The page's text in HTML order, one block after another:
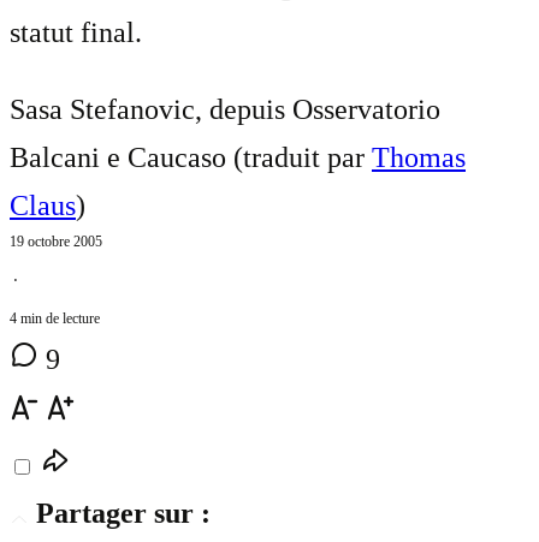
statut final.
Sasa Stefanovic, depuis Osservatorio
Balcani e Caucaso (traduit par Thomas
Claus)
19 octobre 2005
⋅
4 min de lecture
9
Partager sur :